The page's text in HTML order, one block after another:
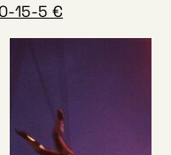
15-5 €